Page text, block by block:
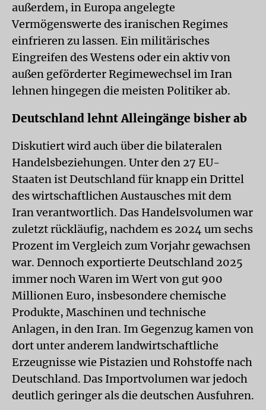
außerdem, in Europa angelegte
Vermögenswerte des iranischen Regimes
einfrieren zu lassen. Ein militärisches
Eingreifen des Westens oder ein aktiv von
außen geförderter Regimewechsel im Iran
lehnen hingegen die meisten Politiker ab.
Deutschland lehnt Alleingänge bisher ab
Diskutiert wird auch über die bilateralen
Handelsbeziehungen. Unter den 27 EU-
Staaten ist Deutschland für knapp ein Drittel
des wirtschaftlichen Austausches mit dem
Iran verantwortlich. Das Handelsvolumen war
zuletzt rückläufig, nachdem es 2024 um sechs
Prozent im Vergleich zum Vorjahr gewachsen
war. Dennoch exportierte Deutschland 2025
immer noch Waren im Wert von gut 900
Millionen Euro, insbesondere chemische
Produkte, Maschinen und technische
Anlagen, in den Iran. Im Gegenzug kamen von
dort unter anderem landwirtschaftliche
Erzeugnisse wie Pistazien und Rohstoffe nach
Deutschland. Das Importvolumen war jedoch
deutlich geringer als die deutschen Ausfuhren.